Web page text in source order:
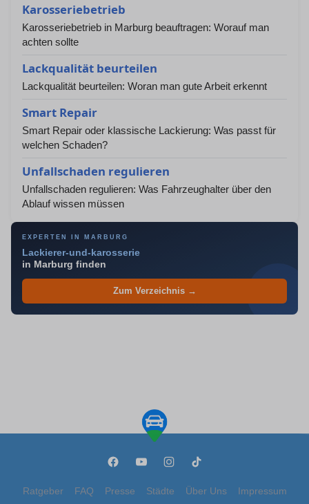
Karosseriebetrieb
Karosseriebetrieb in Marburg beauftragen: Worauf man
achten sollte
Lackqualität beurteilen
Lackqualität beurteilen: Woran man gute Arbeit erkennt
Smart Repair
Smart Repair oder klassische Lackierung: Was passt für
welchen Schaden?
Unfallschaden regulieren
Unfallschaden regulieren: Was Fahrzeughalter über den
Ablauf wissen müssen
EXPERTEN IN MARBURG
Lackierer-und-karosserie
in Marburg finden
Zum Verzeichnis →
Ratgeber FAQ Presse Städte Über Uns Impressum